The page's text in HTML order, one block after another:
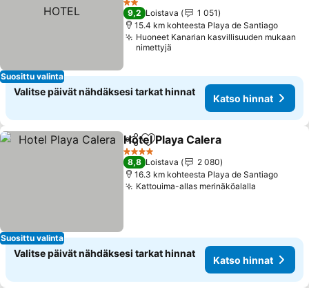
Suosittu valinta
2 Tähtiluokitus
9,2 Loistava
1 051
15.4 km kohteesta Playa de Santiago
Huoneet Kanarian kasvillisuuden mukaan
nimettyjä
Valitse päivät nähdäksesi tarkat hinnat
Katso hinnat
Suosittu valinta
Jaa Lisää suosikkeihin
Hotel Playa Calera
4 Tähtiluokitus
8,8 Loistava
2 080
16.3 km kohteesta Playa de Santiago
Kattouima-allas merinäköalalla
Valitse päivät nähdäksesi tarkat hinnat
Katso hinnat